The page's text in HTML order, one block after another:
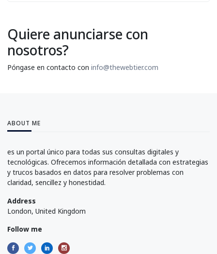
Quiere anunciarse con
nosotros?
Póngase en contacto con info@thewebtier.com
ABOUT ME
es un portal único para todas sus consultas digitales y
tecnológicas. Ofrecemos información detallada con estrategias
y trucos basados en datos para resolver problemas con
claridad, sencillez y honestidad.
Address
London, United Kingdom
Follow me